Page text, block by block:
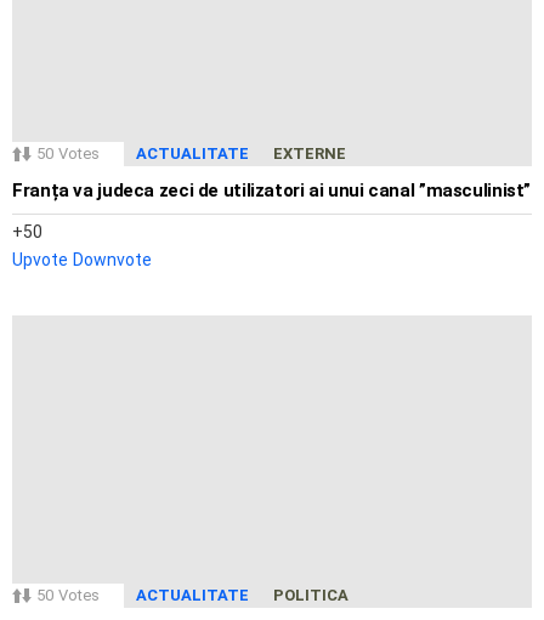
50 Votes ACTUALITATE EXTERNE
Franța va judeca zeci de utilizatori ai unui canal ”masculinist”
50
Upvote Downvote
50 Votes ACTUALITATE POLITICA